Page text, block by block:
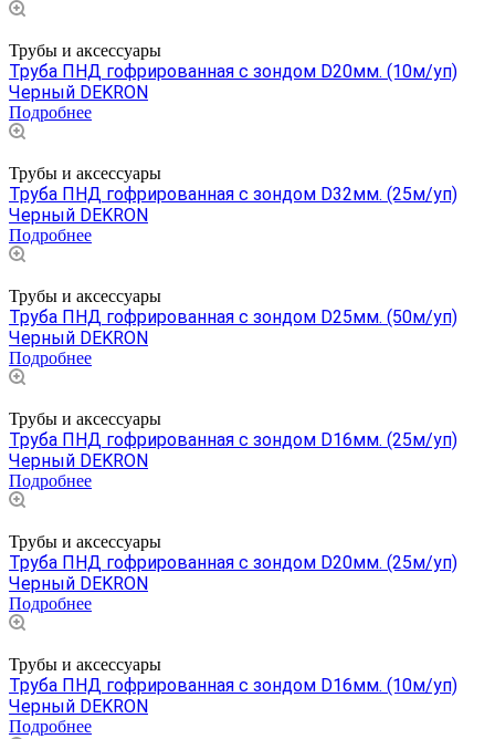
Трубы и аксессуары
Труба ПНД гофрированная с зондом D20мм. (10м/уп)
Черный DEKRON
Подробнее
Трубы и аксессуары
Труба ПНД гофрированная с зондом D32мм. (25м/уп)
Черный DEKRON
Подробнее
Трубы и аксессуары
Труба ПНД гофрированная с зондом D25мм. (50м/уп)
Черный DEKRON
Подробнее
Трубы и аксессуары
Труба ПНД гофрированная с зондом D16мм. (25м/уп)
Черный DEKRON
Подробнее
Трубы и аксессуары
Труба ПНД гофрированная с зондом D20мм. (25м/уп)
Черный DEKRON
Подробнее
Трубы и аксессуары
Труба ПНД гофрированная с зондом D16мм. (10м/уп)
Черный DEKRON
Подробнее